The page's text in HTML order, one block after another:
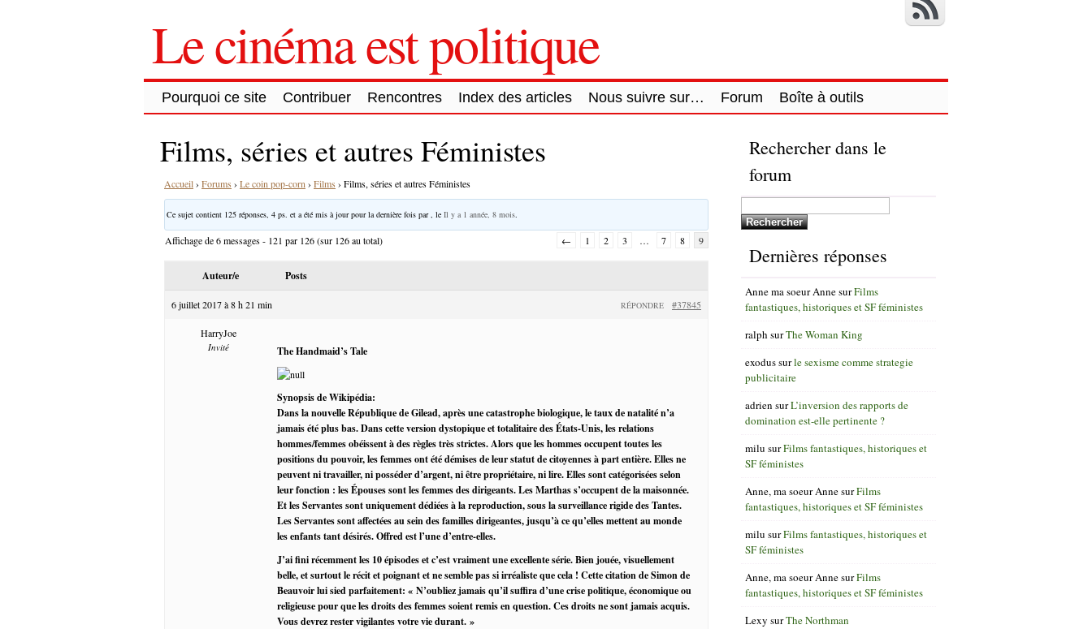
Le cinéma est politique
Pourquoi ce site Contribuer Rencontres Index des articles Nous suivre sur… Forum Boîte à outils
Films, séries et autres Féministes
Accueil› Forums › Le coin pop-corn › Films › Films, séries et autres Féministes
Ce sujet contient 125 réponses, 4 ps. et a été mis à jour pour la dernière fois par , le Il y a 1 année, 8 mois
Affichage de 6 messages - 121 par 126 (sur 126 au total) ← 1 2 3 … 7 8 9
Auteur/e Posts
6 juillet 2017 à 8 h 21 min #37845
RÉPONDRE
HarryJoe
Invité The Handmaid’s Tale
Synopsis de Wikipédia:
Dans la nouvelle République de Gilead, après une catastrophe biologique, le taux de natalité n’a
jamais été plus bas. Dans cette version dystopique et totalitaire des États-Unis, les relations
hommes/femmes obéissent à des règles très strictes. Alors que les hommes occupent toutes les
positions du pouvoir, les femmes ont été démises de leur statut de citoyennes à part entière. Elles ne
peuvent ni travailler, ni posséder d’argent, ni être propriétaire, ni lire. Elles sont catégorisées selon
leur fonction : les Épouses sont les femmes des dirigeants. Les Marthas s’occupent de la maisonnée.
Et les Servantes sont uniquement dédiées à la reproduction, sous la surveillance rigide des Tantes.
Les Servantes sont affectées au sein des familles dirigeantes, jusqu’à ce qu’elles mettent au monde
les enfants tant désirés. Offred est l’une d’entre-elles.
J’ai fini récemment les 10 épisodes et c’est vraiment une excellente série. Bien jouée, visuellement
belle, et surtout le récit et poignant et ne semble pas si irréaliste que cela ! Cette citation de Simon de
Beauvoir lui sied parfaitement: « N’oubliez jamais qu’il suffira d’une crise politique, économique ou
religieuse pour que les droits des femmes soient remis en question. Ces droits ne sont jamais acquis.
Vous devrez rester vigilantes votre vie durant. »
Rechercher dans le
forum
Dernières réponses
Anne ma soeur AnnesurFilms
fantastiques, historiques et SF féministes
ralph surThe Woman King
exodussurle sexisme comme strategie
publicitaire
adrien surL’inversion des rapports de
domination est-elle pertinente ?
milu surFilms fantastiques, historiques et
SF féministes
Anne, ma soeur AnnesurFilms
fantastiques, historiques et SF féministes
milu surFilms fantastiques, historiques et
SF féministes
Anne, ma soeur AnnesurFilms
fantastiques, historiques et SF féministes
Lexy surThe Northman